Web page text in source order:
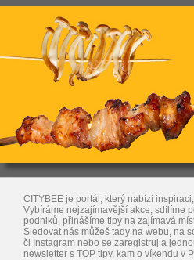
CITYBEE je portál, který nabízí
Vybíráme nejzajímavější akce, sdílíme
podniků, přinášíme tipy na zajímavá
Sledovat nás můžeš tady na webu, na
či Instagram nebo se zaregistruj a
newsletter s TOP tipy, kam o víkendu v